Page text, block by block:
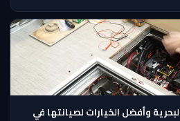
وأفضل الخيارات لصيانتها في